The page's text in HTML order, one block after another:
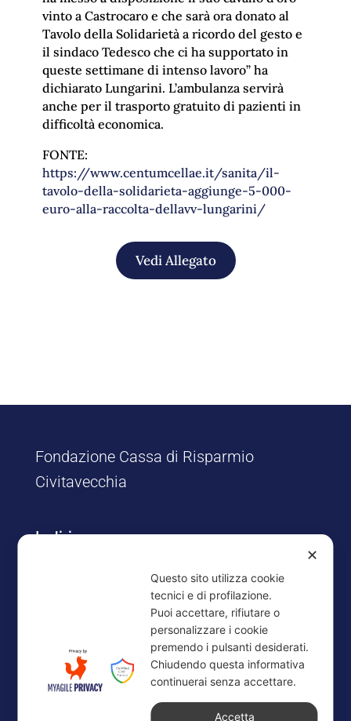
vinto a Castrocaro e che sarà ora donato al
Tavolo della Solidarietà a ricordo del gesto e
il sindaco Tedesco che ci ha supportato in
queste settimane di intenso lavoro” ha
dichiarato Lungarini. L’ambulanza servirà
anche per il trasporto gratuito di pazienti in
difficoltà economica.
FONTE:
https://www.centumcellae.it/sanita/il-
tavolo-della-solidarieta-aggiunge-5-000-
euro-alla-raccolta-dellavv-lungarini/
Vedi Allegato
Fondazione Cassa di Risparmio
Civitavecchia
Indirizzo
00053 Civitavecchia (RM)
Tel. 0766.25172
Fax: 0766.30610
E-mail: segreteriapresidenza@fondazionecariciv.it
✕
Questo sito utilizza cookie
tecnici e di profilazione.
Puoi accettare, rifiutare o
personalizzare i cookie
premendo i pulsanti desiderati.
Chiudendo questa informativa
continuerai senza accettare.
Accetta